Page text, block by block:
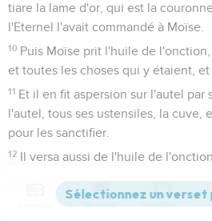
tiare la lame d'or, qui est la
l'Eternel l'avait commandé à Moïse.
10 Puis Moïse prit l'huile de
et toutes les choses qui y étaient, et
11 Et il en fit aspersion sur l'autel par
l'autel, tous ses ustensiles, la cuve,
pour les sanctifier.
12 Il versa aussi de l'huile de
Puis Moïse ayant fait approcher
Versions Commentaires